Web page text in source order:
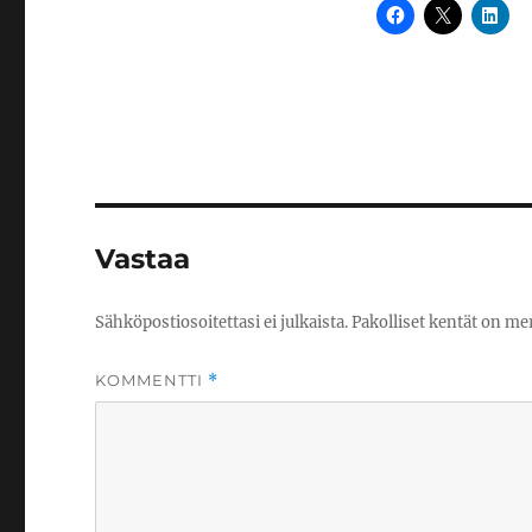
Vastaa
Sähköpostiosoitettasi ei julkaista.Pakolliset kentät on
KOMMENTTI *